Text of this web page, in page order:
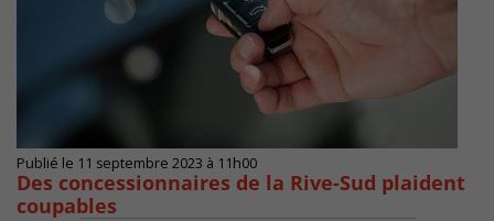
Publié le 11 septembre 2023 à 11h00
Des concessionnaires de la Rive-Sud plaident
coupables